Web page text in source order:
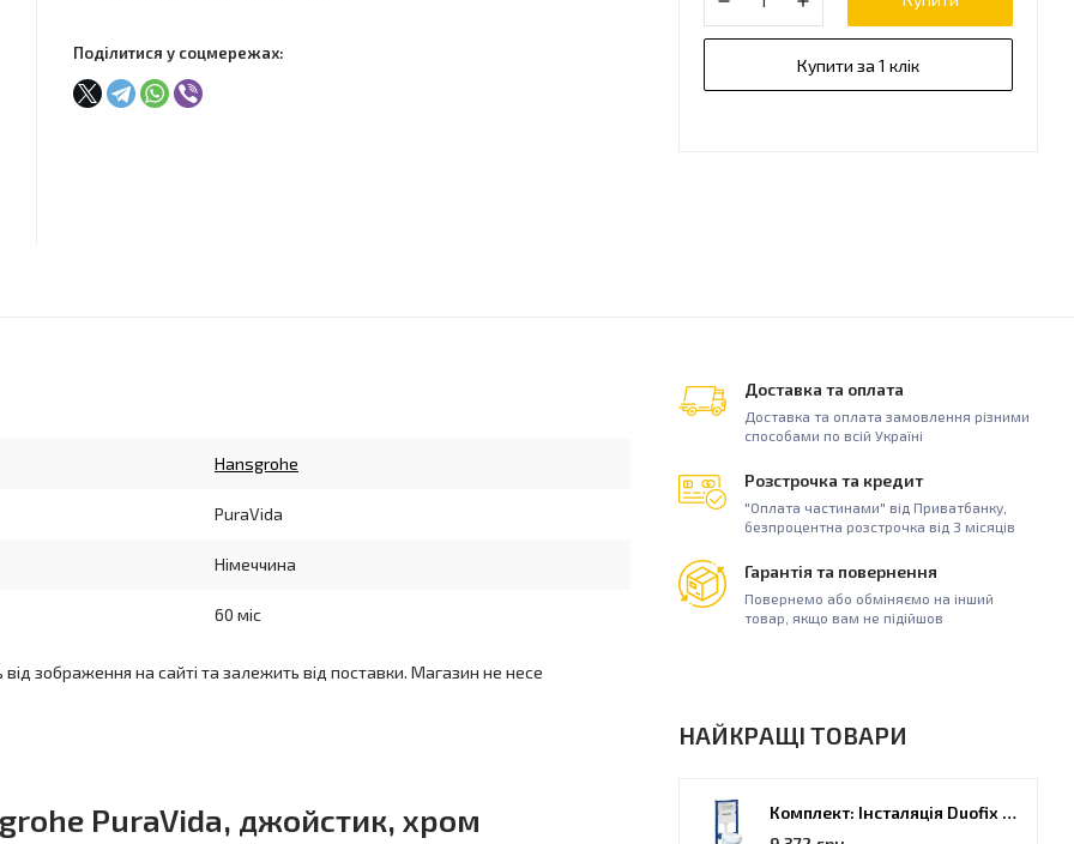
Поділитися у соцмережах:
Купити за 1 клік
Доставка та оплата
Доставка та оплата замовлення різними
способами по всій Україні
Розстрочка та кредит
"Оплата частинами" від Приватбанку,
безпроцентна розстрочка від 3 місяців
Гарантія та повернення
Повернемо або обміняємо на інший
товар, якщо вам не підійшов
НАЙКРАЩІ ТОВАРИ
Комплект: Інсталяція Duofix PRO 20 + унітаз Kolo Idol (118.315.21.2)
Hansgrohe
PuraVidа
Німеччина
60 міс
зображення на сайті та залежить від поставки. Магазин не несе
PuraVida, джойстик, хром